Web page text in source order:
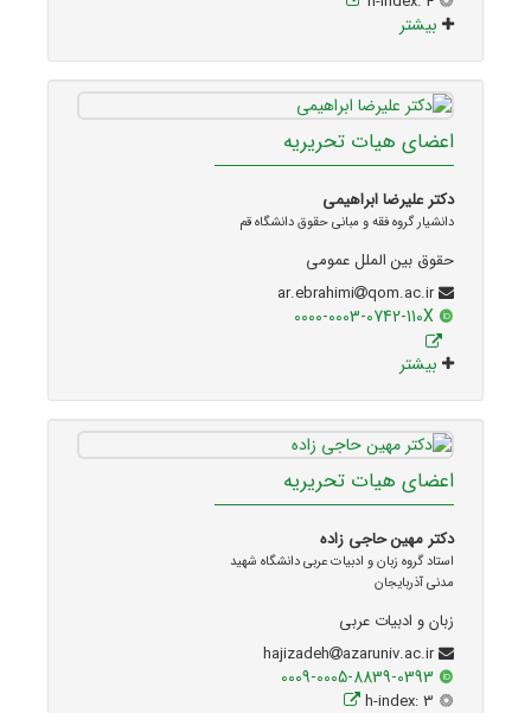
بیشتر
اعضای هیات تحریریه
دکتر علیرضا ابراهیمی
دانشیار گروه فقه و مبانی حقوق دانشگاه قم
حقوق بین الملل عمومی
ar.ebrahimi
qom.ac.ir
0000-0003-0742-110X
بیشتر
اعضای هیات تحریریه
دکتر مهین حاجی زاده
استاد گروه زبان و ادبیات عربی دانشگاه شهید
مدنی آذربایجان
زبان و ادبیات عربی
hajizadeh
azaruniv.ac.ir
0009-0005-8839-0393